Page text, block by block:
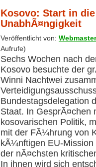
Kosovo: Start in
UnabhÃ¤ngigkeit
Veröffentlicht von: Webmaster
Aufrufe)
Sechs Wochen nach
Kosovo besuchte der
Winni Nachtwei
Bundestagsdelegation
Staat. In GesprÃ¤chen
kosovarischen Politik,
mit der FÃ¼hrung von
kÃ¼nftigen EU-
der nÃ¤chsten
In ihnen wird sich